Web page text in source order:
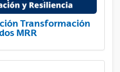
Transformación
MRR